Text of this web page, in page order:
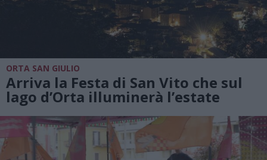
ORTA SAN GIULIO
Arriva la Festa di San Vito che sul
lago d’Orta illuminerà l’estate